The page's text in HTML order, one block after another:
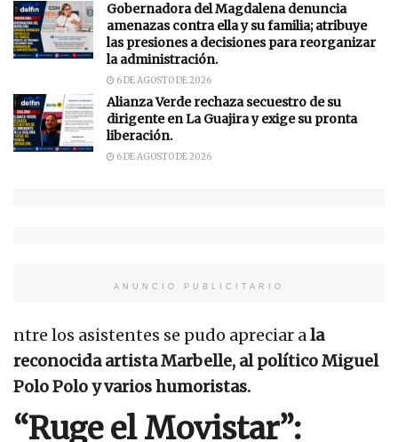
Gobernadora del Magdalena denuncia
amenazas contra ella y su familia; atribuye
las presiones a decisiones para reorganizar
la administración.
6 DE AGOSTO DE 2026
Alianza Verde rechaza secuestro de su
dirigente en La Guajira y exige su pronta
liberación.
6 DE AGOSTO DE 2026
ANUNCIO PUBLICITARIO
ntre los asistentes se pudo apreciar ala
reconocida artista Marbelle, al político Miguel
Polo Polo y varios humoristas.
“Ruge el Movistar”: